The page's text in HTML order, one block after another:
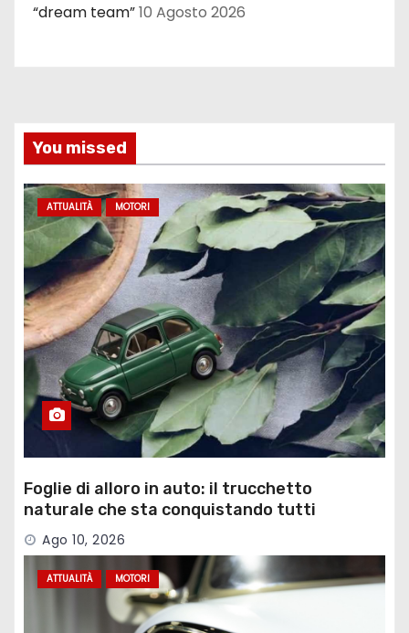
“dream team”10 Agosto 2026
You missed
ATTUALITÀ MOTORI
Foglie di alloro in auto: il trucchetto
naturale che sta conquistando tutti
Ago 10, 2026
ATTUALITÀ MOTORI